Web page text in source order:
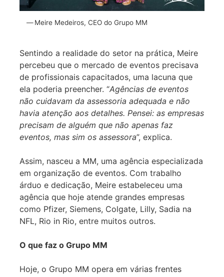
Meire Medeiros, CEO do Grupo MM
Sentindo a realidade do setor na prática, Meire
percebeu que o mercado de eventos precisava
de profissionais capacitados, uma lacuna que
ela poderia preencher. “Agências de eventos
não cuidavam da assessoria adequada e não
havia atenção aos detalhes. Pensei: as empresas
precisam de alguém que não apenas faz
eventos, mas sim os assessora”, explica.
Assim, nasceu a MM, uma agência especializada
em organização de eventos. Com trabalho
árduo e dedicação, Meire estabeleceu uma
agência que hoje atende grandes empresas
como Pfizer, Siemens, Colgate, Lilly, Sadia na
NFL, Rio in Rio, entre muitos outros.
O que faz o Grupo MM
Hoje, o Grupo MM opera em várias frentes